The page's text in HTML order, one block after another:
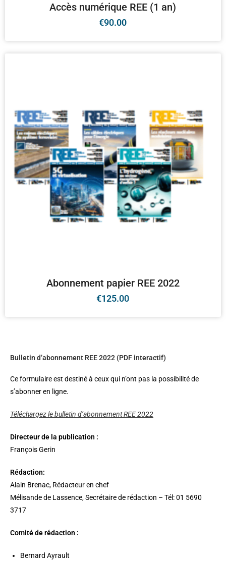
Accès numérique REE (1 an)
€90.00
Abonnement papier REE 2022
€125.00
Bulletin d’abonnement REE 2022 (PDF interactif)
Ce formulaire est destiné à ceux qui n’ont pas la possibilité de
s’abonner en ligne.
Téléchargez le bulletin d’abonnement REE 2022
Directeur de la publication :
François Gerin
Rédaction:
Alain Brenac, Rédacteur en chef
Mélisande de Lassence, Secrétaire de rédaction – Tél: 01 5690
3717
Comité de rédaction :
Bernard Ayrault